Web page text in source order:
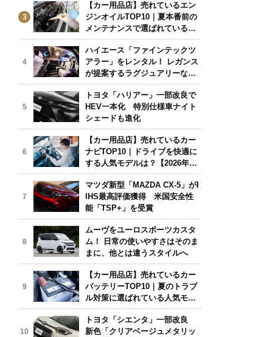
3
【カー用品店】売れているエン
ジンオイルTOP10｜夏本番前の
メンテナンスで選ばれている人
気モデルは？【2026年6月版】
4
ハイエース「ファインテックツ
アラー」をレンタル！ レガンス
が提案するラグジュアリーな移
動体験
5
トヨタ「ハリアー」一部改良で
HEV一本化 特別仕様車ナイト
シェードも進化
6
【カー用品店】売れているカー
ナビTOP10｜ドライブを快適に
する人気モデルは？【2026年6
月版】
7
マツダ新型「MAZDA CX-5」がI
IHS最高評価獲得 米国安全性
能「TSP+」を受賞
8
ムーヴをユーロスポーツカスタ
ム！ 日常の使いやすさはそのま
まに、他とは違うスタイルへ
9
【カー用品店】売れているカー
バッテリーTOP10｜夏のトラブ
ル対策に選ばれている人気モデ
ルは？【2026年6月版】
10
トヨタ「シエンタ」一部改良
新色「クリアベージュメタリッ